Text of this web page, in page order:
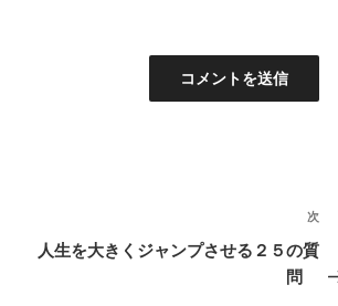
次
の
投
次
人生を大きくジャンプさせる２５の質
問